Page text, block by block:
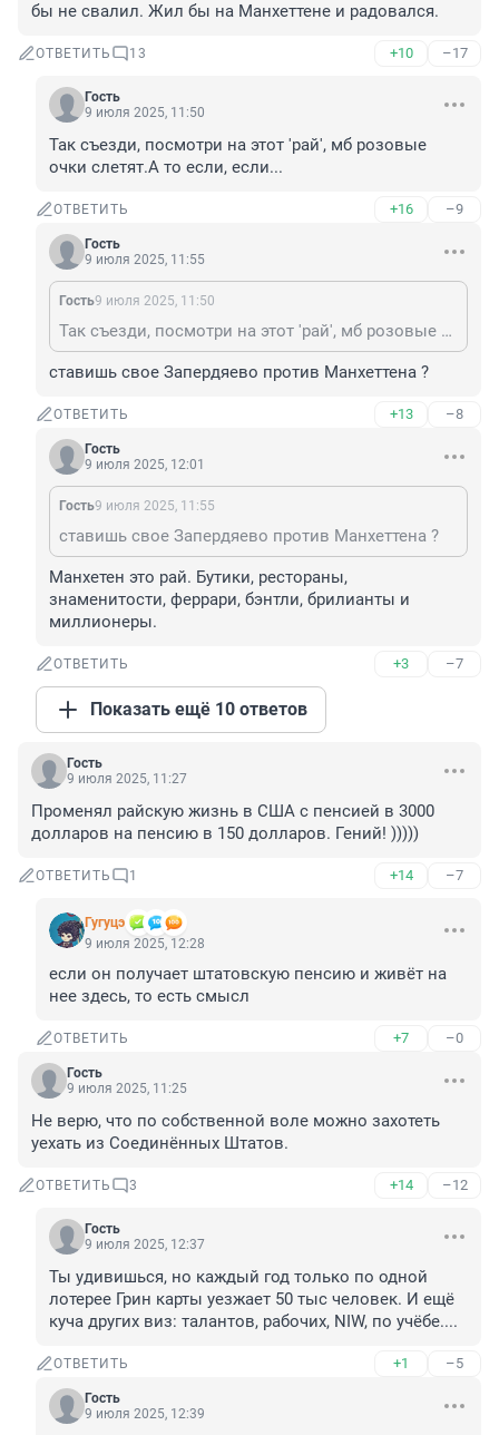
бы не свалил. Жил бы на Манхеттене и радовался.
ОТВЕТИТЬ 13 +10 –17
Гость
9 июля 2025, 11:50
Так съезди, посмотри на этот 'рай', мб розовые
очки слетят.А то если, если...
ОТВЕТИТЬ +16 –9
Гость
9 июля 2025, 11:55
Гость9 июля 2025, 11:50
Так съезди, посмотри на этот 'рай', мб розовые очки слетят.А то если, если...
ставишь свое Запердяево против Манхеттена ?
ОТВЕТИТЬ +13 –8
Гость
9 июля 2025, 12:01
Гость9 июля 2025, 11:55
ставишь свое Запердяево против Манхеттена ?
Манхетен это рай. Бутики, рестораны,
знаменитости, феррари, бэнтли, брилианты и
миллионеры.
ОТВЕТИТЬ +3 –7
Показать ещё 10 ответов
Гость
9 июля 2025, 11:27
Променял райскую жизнь в США с пенсией в 3000
долларов на пенсию в 150 долларов. Гений! )))))
ОТВЕТИТЬ 1 +14 –7
Гугуцэ
9 июля 2025, 12:28
если он получает штатовскую пенсию и живёт на
нее здесь, то есть смысл
ОТВЕТИТЬ +7 –0
Гость
9 июля 2025, 11:25
Не верю, что по собственной воле можно захотеть
уехать из Соединённых Штатов.
ОТВЕТИТЬ 3 +14 –12
Гость
9 июля 2025, 12:37
Ты удивишься, но каждый год только по одной
лотерее Грин карты уезжает 50 тыс человек. И ещё
куча других виз: талантов, рабочих, NIW, по учёбе....
ОТВЕТИТЬ +1 –5
Гость
9 июля 2025, 12:39